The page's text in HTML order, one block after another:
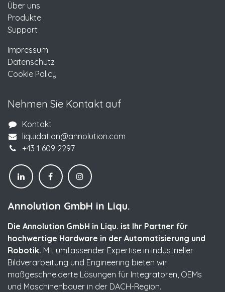
Über uns
Produkte
Support
Impressum
Datenschutz
Cookie Policy
Nehmen Sie Kontakt auf
Kontakt
liquidation@annolution.com
+43 1 609 2297
Annolution GmbH in Liqu.
Die Annolution GmbH in Liqu. ist Ihr Partner für
hochwertige Hardware in der Automatisierung und
Robotik. Mit umfassender Expertise in industrieller
Bildverarbeitung und Engineering bieten wir
maßgeschneiderte Lösungen für Integratoren, OEMs
und Maschinenbauer in der DACH-Region.